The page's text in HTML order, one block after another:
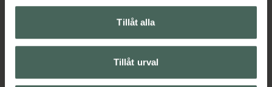
Tillåt alla
Tillåt urval
Kundservice
Hitta apotek
Leverans, betalning och retur